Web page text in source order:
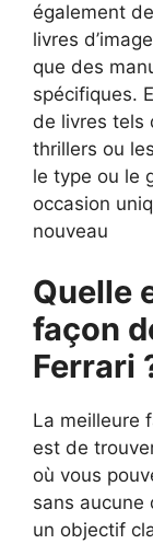
également
livres
que des
spécifiques.
de livres tels
thrillers ou
le type ou le
occasion
nouveau
Quelle
façon
Ferrari
La meilleure
est de
où vous
sans aucune
un objectif